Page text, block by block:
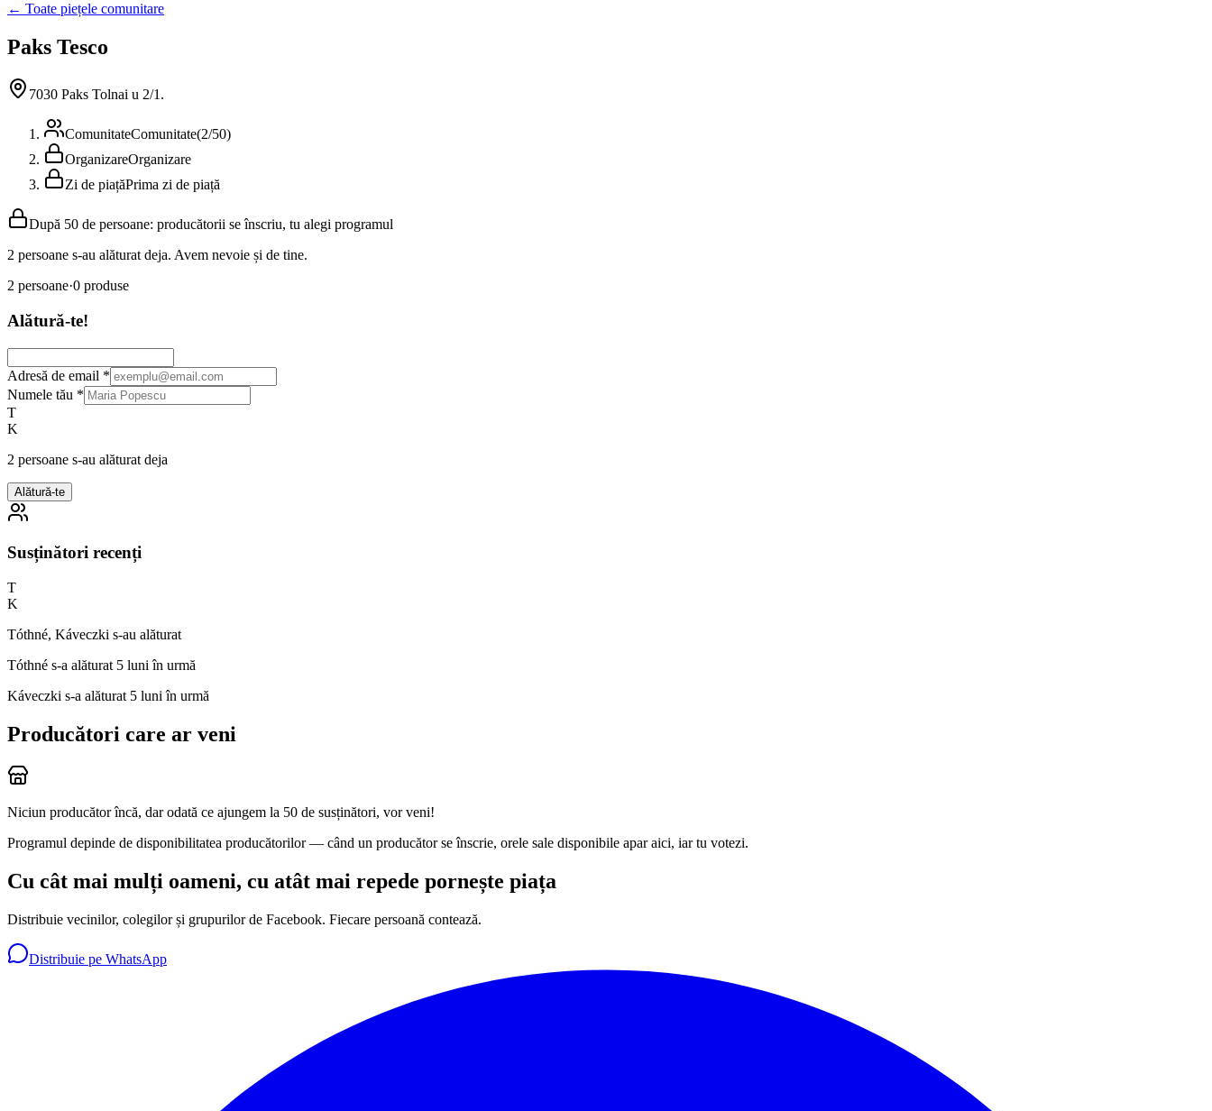
← Toate piețele comunitare
Paks Tesco
7030 Paks Tolnai u 2/1.
ComunitateComunitate(2/50)
OrganizareOrganizare
Zi de piațăPrima zi de piață
După 50 de persoane: producătorii se înscriu, tu alegi programul
2 persoane s-au alăturat deja. Avem nevoie și de tine.
2 persoane·0 produse
Alătură-te!
Adresă de email *
Numele tău *
T
K
2 persoane s-au alăturat deja
Alătură-te
Susținători recenți
T
K
Tóthné, Káveczki s-au alăturat
Tóthné s-a alăturat 5 luni în urmă
Káveczki s-a alăturat 5 luni în urmă
Producători care ar veni
Niciun producător încă, dar odată ce ajungem la 50 de susținători, vor veni!
Programul depinde de disponibilitatea producătorilor — când un producător se înscrie, orele sale disponibile apar aici, iar tu votezi.
Cu cât mai mulți oameni, cu atât mai repede pornește piața
Distribuie vecinilor, colegilor și grupurilor de Facebook. Fiecare persoană contează.
Distribuie pe WhatsApp